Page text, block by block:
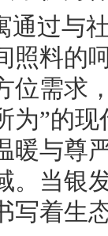
通过与
照料的
位需求
为”的
暖与尊
。当银
写着生